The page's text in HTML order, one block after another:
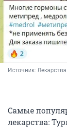
Источник:
Самые
лекарства: